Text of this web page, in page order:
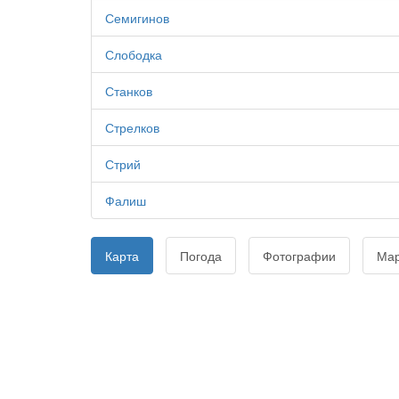
Семигинов
Слободка
Станков
Стрелков
Стрий
Фалиш
Карта Погода Фотографии